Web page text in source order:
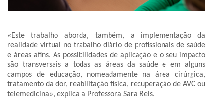
«Este trabalho aborda, também, a implementação da
realidade virtual no trabalho diário de profissionais de saúde
e áreas afins. As possibilidades de aplicação e o seu impacto
são transversais a todas as áreas da saúde e em alguns
campos de educação, nomeadamente na área cirúrgica,
tratamento da dor, reabilitação física, recuperação de AVC ou
telemedicina», explica a Professora Sara Reis.